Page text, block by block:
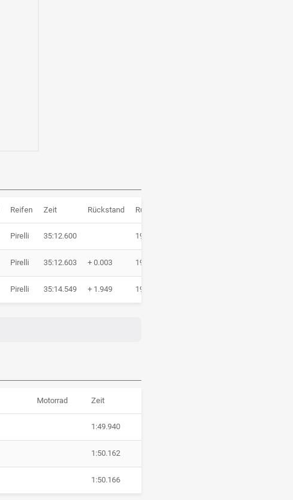
Reifen Zeit Rückstand Runden
Pirelli 35:12.600 19 Runden
Pirelli 35:12.603 + 0.003 19 Runden
Pirelli 35:14.549 + 1.949 19 Runden
Motorrad Zeit
1:49.940
1:50.162
1:50.166